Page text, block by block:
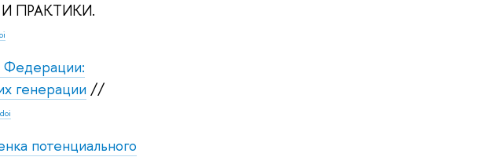
ПРАКТИКИ.
Федерации:
генерации //
doi
потенциального